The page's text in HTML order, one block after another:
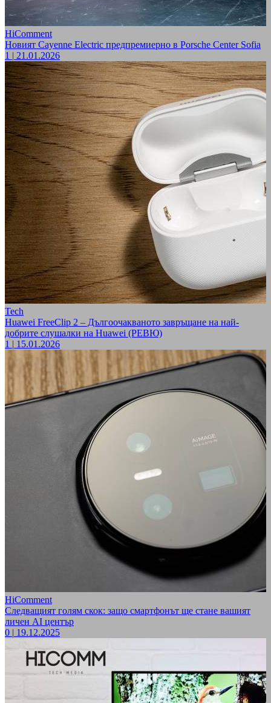
HiComment
Новият Cayenne Electric предпремиерно в Porsche Center Sofia
1 | 21.01.2026
Tech
Huawei FreeClip 2 – Дългоочакваното завръщане на най-
добрите слушалки на Huawei (РЕВЮ)
1 | 15.01.2026
HiComment
Следващият голям скок: защо смартфонът ще стане вашият
личен AI център
0 | 19.12.2025